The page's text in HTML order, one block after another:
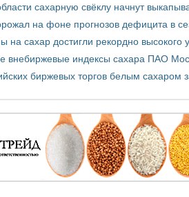
сахарную свёклу начнут
на фоне прогнозов дефицита в
на сахар достигли рекордно высокого
внебиржевые индексы сахара ПАО
биржевых торгов белым сахаром